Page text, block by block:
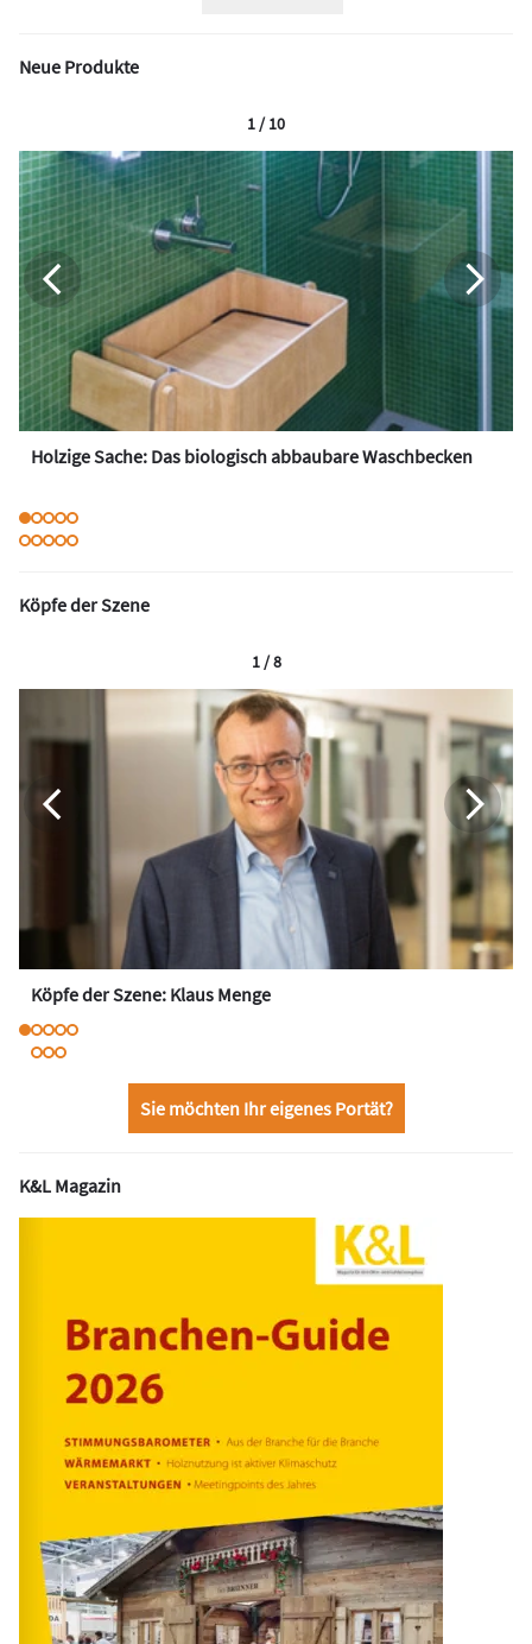
Neue Produkte
Holzige Sache: Das biologisch abbaubare Waschbecken
1 / 10
Köpfe der Szene
Köpfe der Szene: Klaus Menge
1 / 8
Sie möchten Ihr eigenes Portät?
K&L Magazin